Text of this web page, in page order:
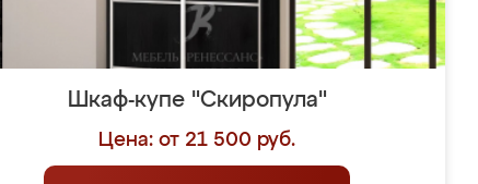
Шкаф-купе "Скиропула"
Цена: от 21 500 руб.